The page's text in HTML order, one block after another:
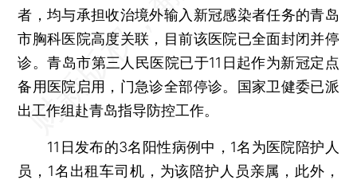
者，均与承担收治境外输入新冠感染者任务的青岛
市胸科医院高度关联，目前该医院已全面封闭并停
诊。青岛市第三人民医院已于11日起作为新冠定点
备用医院启用，门急诊全部停诊。国家卫健委已派
出工作组赴青岛指导防控工作。
11日发布的3名阳性病例中，1名为医院陪护人
员，1名出租车司机，为该陪护人员亲属，此外，